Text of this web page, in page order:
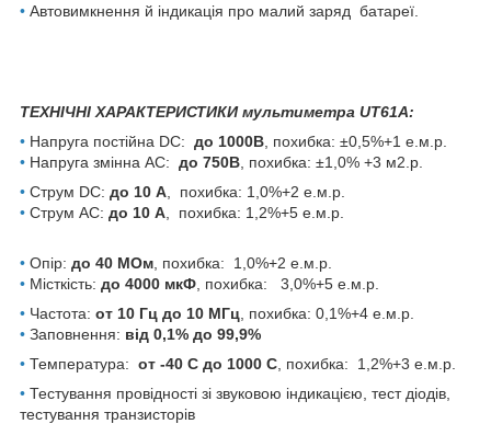
• Автовимкнення й індикація про малий заряд батареї.
ТЕХНІЧНІ ХАРАКТЕРИСТИКИ мультиметра UT61A:
• Напруга постійна DC: до 1000В , похибка: ±0,5%+1 е.м.р.
• Напруга змінна AC: до 750В , похибка: ±1,0% +3 м2.р.
• Струм DC: до 10 А , похибка: 1,0%+2 е.м.р.
• Струм АС: до 10 А , похибка: 1,2%+5 е.м.р.
• Опір: до 40 МОм , похибка: 1,0%+2 е.м.р.
• Місткість: до 4000 мкФ , похибка: 3,0%+5 е.м.р.
• Частота: от 10 Гц до 10 МГц , похибка: 0,1%+4 е.м.р.
• Заповнення: від 0,1% до 99,9%
• Температура: от -40 С до 1000 С , похибка: 1,2%+3 е.м.р.
• Тестування провідності зі звуковою індикацією, тест діодів,
тестування транзисторів